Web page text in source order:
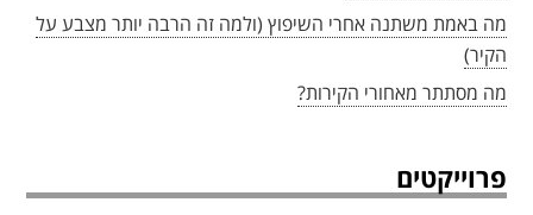
מה באמת משתנה אחרי השיפוץ (ולמה זה הרבה יותר מצבע על
הקיר)
מה מסתתר מאחורי הקירות?
פרוייקטים